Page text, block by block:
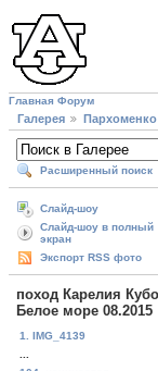
Главная Форум
Галерея
Расширенный поиск
Слайд-шоу
Слайд-шоу в полный
экран
Экспорт RSS фото
поход Карелия
Белое море 08.2015
1. IMG_4139